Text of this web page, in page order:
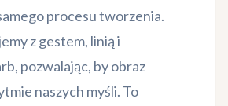
procesu tworzenia.
z gestem, linią i
pozwalając, by obraz
naszych myśli. To